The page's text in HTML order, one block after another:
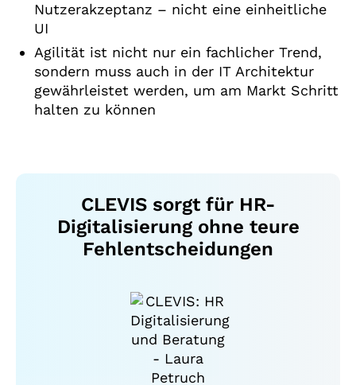
Nutzerakzeptanz – nicht eine einheitliche
UI
Agilität ist nicht nur ein fachlicher Trend,
sondern muss auch in der IT Architektur
gewährleistet werden, um am Markt Schritt
halten zu können
CLEVIS sorgt für HR-
Digitalisierung ohne teure
Fehlentscheidungen